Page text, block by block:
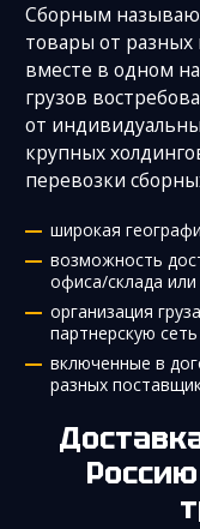
Сборным
товары от
вместе в одном
грузов
от
крупных
перевозки
широкая
возможность
офиса/склада
организация
партнерскую
включенные в
разных
Доставка сборных грузов в
Россию